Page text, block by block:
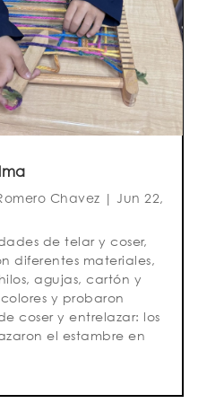
Chavez | Jun 22,
de telar y coser,
diferentes materiales,
agujas, cartón y
y probaron
coser y entrelazar: los
el estambre en